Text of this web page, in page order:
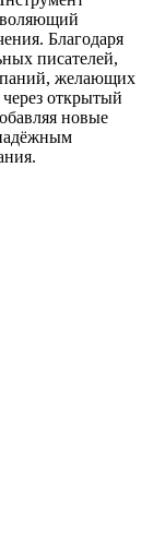
Благодаря
писателей,
желающих
открытый
новые